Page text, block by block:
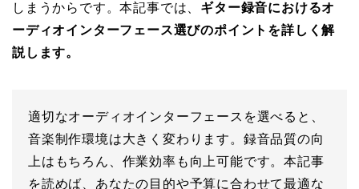
しまうからです。本記事では、 ギター録音におけるオ
ーディオインターフェース選びのポイントを詳しく解
説します。
適切なオーディオインターフェースを選べると、
音楽制作環境は大きく変わります。録音品質の向
上はもちろん、作業効率も向上可能です。本記事
を読めば、あなたの目的や予算に合わせて最適な